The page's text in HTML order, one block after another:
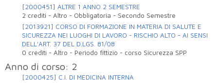
[2000451] ALTRE 1 ANNO 2 SEMESTRE
2 crediti -Altro - Obbligatoria - Secondo Semestre
[2013921] CORSO DI FORMAZIONE IN MATERIA DI SALUTE E
SICUREZZA NEI LUOGHI DI LAVORO - RISCHIO ALTO - AI SENSI
DELL'ART. 37 DEL D.LGS. 81/08
0 crediti -Altro - Periodo fittizio - corso Sicurezza SPP
Anno di corso: 2
[2000425] C.I. DI MEDICINA INTERNA